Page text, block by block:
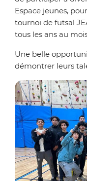
Espace jeunes,
tournoi de futsal
tous les ans au
Une belle
démontrer leurs